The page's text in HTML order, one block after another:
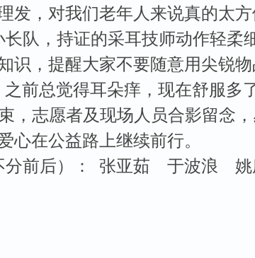
发，对我们老年人来说真的太
队，持证的采耳技师动作轻柔
识，提醒大家不要随意用尖锐
前总觉得耳朵痒，现在舒服多
志愿者及现场人员合影留念
心在公益路上继续前行。
前后）： 张亚茹 于波浪